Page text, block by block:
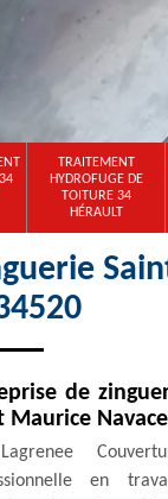
TRAITEMENT
HYDROFUGE DE
TOITURE 34
HÉRAULT
de
Maurice
en